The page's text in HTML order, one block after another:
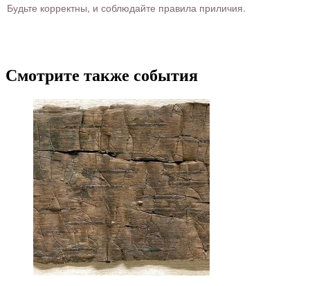
Будьте корректны, и соблюдайте правила приличия.
Смотрите также события